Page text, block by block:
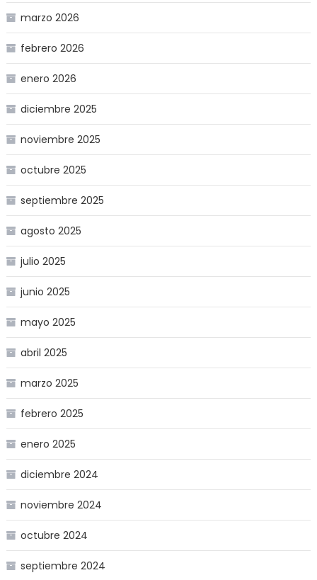
marzo 2026
febrero 2026
enero 2026
diciembre 2025
noviembre 2025
octubre 2025
septiembre 2025
agosto 2025
julio 2025
junio 2025
mayo 2025
abril 2025
marzo 2025
febrero 2025
enero 2025
diciembre 2024
noviembre 2024
octubre 2024
septiembre 2024